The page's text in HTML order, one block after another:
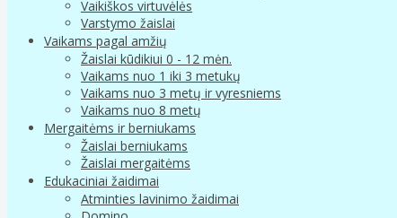
Vaikiškos virtuvėlės
Varstymo žaislai
Vaikams pagal amžių
Žaislai kūdikiui 0 - 12 mėn.
Vaikams nuo 1 iki 3 metukų
Vaikams nuo 3 metų ir vyresniems
Vaikams nuo 8 metų
Mergaitėms ir berniukams
Žaislai berniukams
Žaislai mergaitėms
Edukaciniai žaidimai
Atminties lavinimo žaidimai